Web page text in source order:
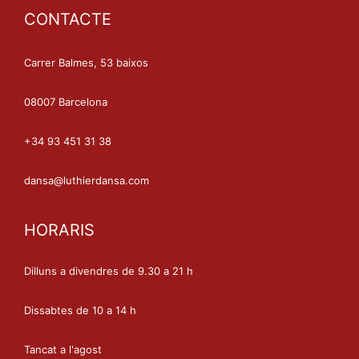
CONTACTE
Carrer Balmes, 53 baixos
08007 Barcelona
+34 93 451 31 38
dansa@luthierdansa.com
HORARIS
Dilluns a divendres de 9.30 a 21 h
Dissabtes de 10 a 14 h
Tancat a l'agost